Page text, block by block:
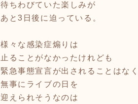
待ちわびていた楽しみが
あと3日後に迫っている。
様々な感染症煽りは
止ることがなかったけれども
緊急事態宣言が出されることはなく
無事にライブの日を
迎えられそうなのは